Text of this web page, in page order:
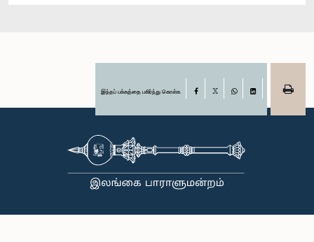
இந்தப் பக்கத்தை பகிர்ந்து கொள்க Facebook